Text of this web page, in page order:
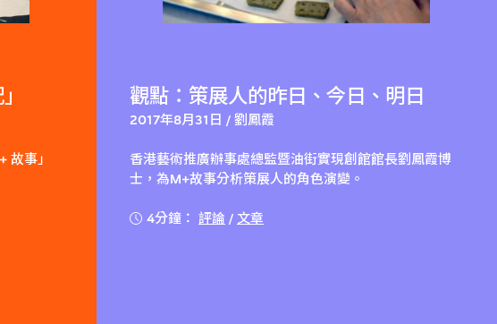
故事」
觀點：策展人的昨日、今日、明日
2017年8月31日 / 劉鳳霞
香港藝術推廣辦事處總監暨油街實現創館館長劉鳳霞博
士，為M+故事分析策展人的角色演變。
4分鐘： 評論 / 文章